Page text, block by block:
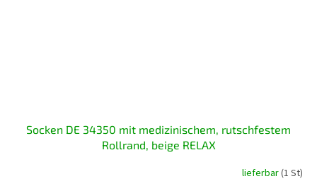
Socken DE 34350 mit medizinischem, rutschfestem
Rollrand, beige RELAX
lieferbar(1 St)